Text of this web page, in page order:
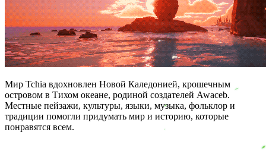
Мир Tchia вдохновлен Новой Каледонией, крошечным
островом в Тихом океане, родиной создателей Awaceb.
Местные пейзажи, культуры, языки, музыка, фольклор и
традиции помогли придумать мир и историю, которые
понравятся всем.